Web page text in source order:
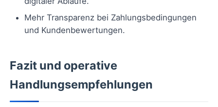
Mehr Transparenz bei Zahlungsbedingungen
und Kundenbewertungen.
Fazit und operative
Handlungsempfehlungen